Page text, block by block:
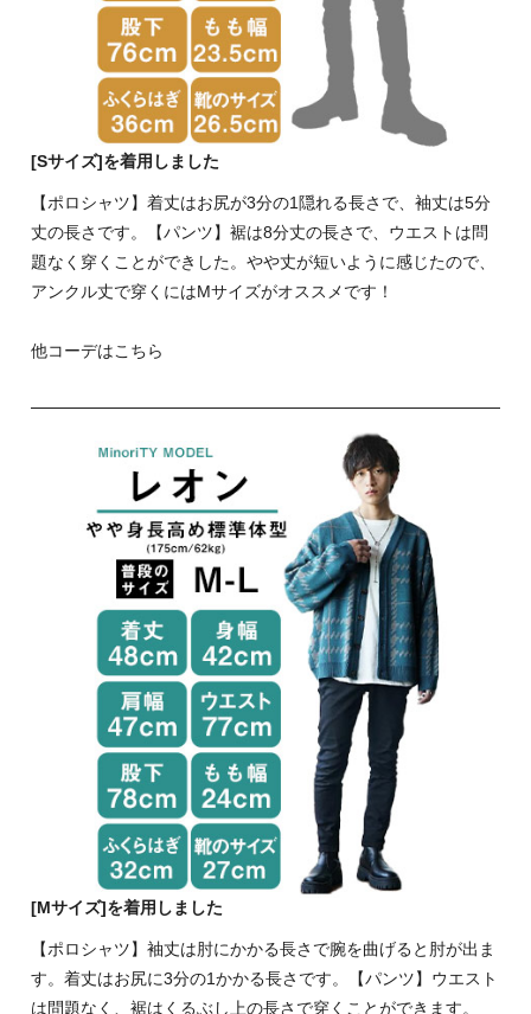
[Sサイズ]を着用しました
【ポロシャツ】着丈はお尻が3分の1隠れる長さで、袖丈は5分
丈の長さです。【パンツ】裾は8分丈の長さで、ウエストは問
題なく穿くことができした。やや丈が短いように感じたので、
アンクル丈で穿くにはMサイズがオススメです！
他コーデはこちら
[Mサイズ]を着用しました
【ポロシャツ】袖丈は肘にかかる長さで腕を曲げると肘が出ま
す。着丈はお尻に3分の1かかる長さです。【パンツ】ウエスト
は問題なく、裾はくるぶし上の長さで穿くことができます。